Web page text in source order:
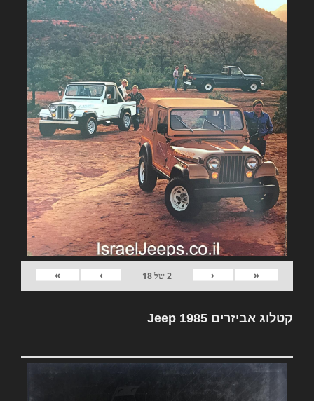
«
‹
2של18
›
»
קטלוג אביזרים Jeep 1985